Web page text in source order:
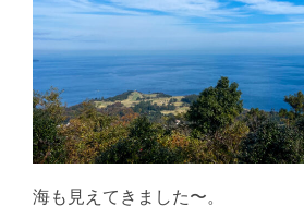
海も見えてきました〜。